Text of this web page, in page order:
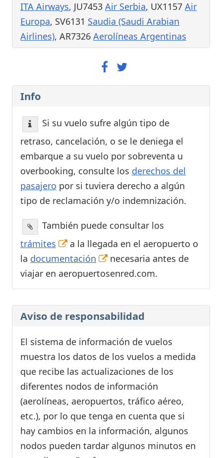
ITA Airways, JU7453 Air Serbia, UX1157 Air
Europa, SV6131 Saudia (Saudi Arabian
Airlines), AR7326 Aerolíneas Argentinas
Info
Si su vuelo sufre algún tipo de
retraso, cancelación, o se le deniega el
embarque a su vuelo por sobreventa u
overbooking, consulte los derechos del
pasajero por si tuviera derecho a algún
tipo de reclamación y/o indemnización.
También puede consultar los
trámites
a la llegada en el aeropuerto o
la documentación
necesaria antes de
viajar en aeropuertosenred.com.
Aviso de responsabilidad
El sistema de información de vuelos
muestra los datos de los vuelos a medida
que recibe las actualizaciones de los
diferentes nodos de información
(aerolíneas, aeropuertos, tráfico aéreo,
etc.), por lo que tenga en cuenta que si
hay cambios en la información, algunos
nodos pueden tardar algunos minutos en